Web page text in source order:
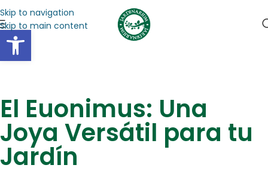
Abrir barra de herramientas
Skip to navigation
Skip to main content
El Euonimus: Una
Joya Versátil para tu
Jardín